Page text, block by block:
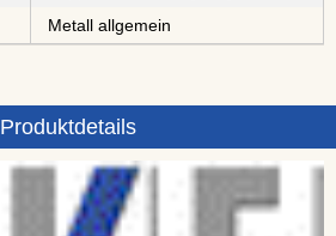
Metall allgemein
Produktdetails